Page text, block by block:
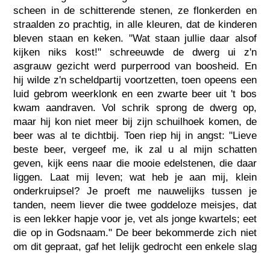
scheen in de schitterende stenen, ze flonkerden en
straalden zo prachtig, in alle kleuren, dat de kinderen
bleven staan en keken. "Wat staan jullie daar alsof
kijken niks kost!" schreeuwde de dwerg ui z'n
asgrauw gezicht werd purperrood van boosheid. En
hij wilde z'n scheldpartij voortzetten, toen opeens een
luid gebrom weerklonk en een zwarte beer uit 't bos
kwam aandraven. Vol schrik sprong de dwerg op,
maar hij kon niet meer bij zijn schuilhoek komen, de
beer was al te dichtbij. Toen riep hij in angst: "Lieve
beste beer, vergeef me, ik zal u al mijn schatten
geven, kijk eens naar die mooie edelstenen, die daar
liggen. Laat mij leven; wat heb je aan mij, klein
onderkruipsel? Je proeft me nauwelijks tussen je
tanden, neem liever die twee goddeloze meisjes, dat
is een lekker hapje voor je, vet als jonge kwartels; eet
die op in Godsnaam." De beer bekommerde zich niet
om dit gepraat, gaf het lelijk gedrocht een enkele slag